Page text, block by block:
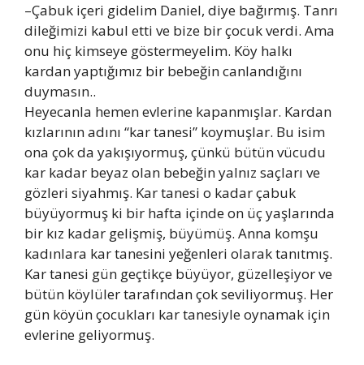
–Çabuk içeri gidelim Daniel, diye bağırmış. Tanrı
dileğimizi kabul etti ve bize bir çocuk verdi. Ama
onu hiç kimseye göstermeyelim. Köy halkı
kardan yaptığımız bir bebeğin canlandığını
duymasın..
Heyecanla hemen evlerine kapanmışlar. Kardan
kızlarının adını “kar tanesi” koymuşlar. Bu isim
ona çok da yakışıyormuş, çünkü bütün vücudu
kar kadar beyaz olan bebeğin yalnız saçları ve
gözleri siyahmış. Kar tanesi o kadar çabuk
büyüyormuş ki bir hafta içinde on üç yaşlarında
bir kız kadar gelişmiş, büyümüş. Anna komşu
kadınlara kar tanesini yeğenleri olarak tanıtmış.
Kar tanesi gün geçtikçe büyüyor, güzelleşiyor ve
bütün köylüler tarafından çok seviliyormuş. Her
gün köyün çocukları kar tanesiyle oynamak için
evlerine geliyormuş.